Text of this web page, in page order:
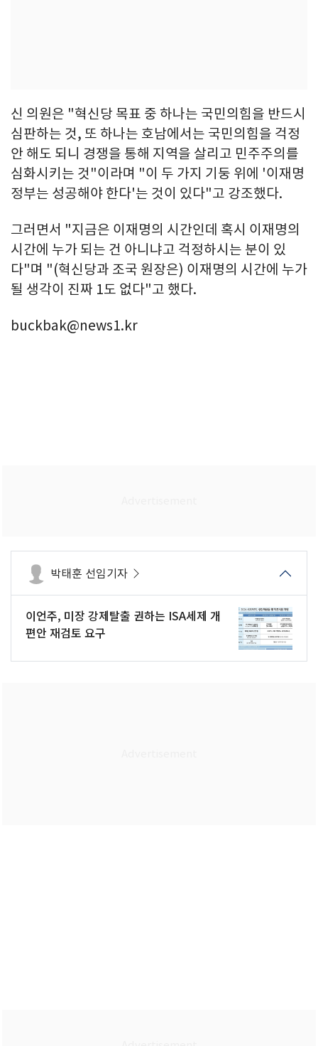
신 의원은 "혁신당 목표 중 하나는 국민의힘을 반드시
심판하는 것, 또 하나는 호남에서는 국민의힘을 걱정
안 해도 되니 경쟁을 통해 지역을 살리고 민주주의를
심화시키는 것"이라며 "이 두 가지 기둥 위에 '이재명
정부는 성공해야 한다'는 것이 있다"고 강조했다.
그러면서 "지금은 이재명의 시간인데 혹시 이재명의
시간에 누가 되는 건 아니냐고 걱정하시는 분이 있
다"며 "(혁신당과 조국 원장은) 이재명의 시간에 누가
될 생각이 진짜 1도 없다"고 했다.
buckbak@news1.kr
박태훈 선임기자
이언주, 미장 강제탈출 권하는 ISA세제 개
편안 재검토 요구